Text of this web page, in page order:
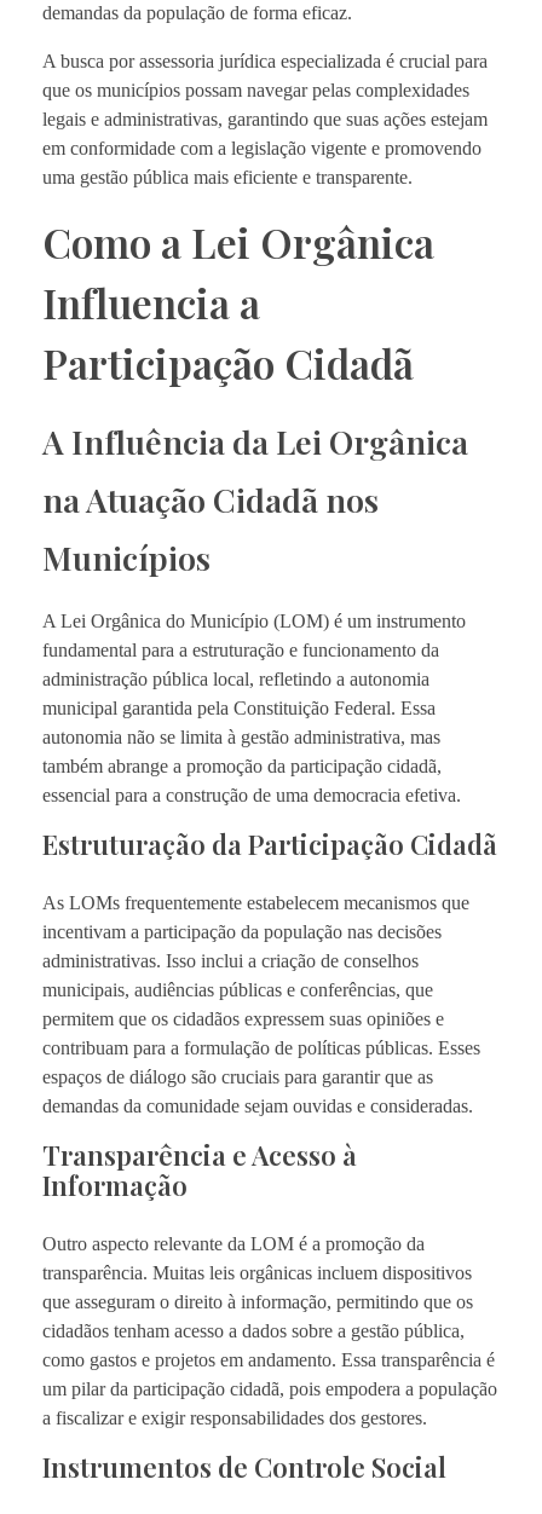
demandas da população de forma eficaz.
A busca por assessoria jurídica especializada é crucial para
que os municípios possam navegar pelas complexidades
legais e administrativas, garantindo que suas ações estejam
em conformidade com a legislação vigente e promovendo
uma gestão pública mais eficiente e transparente.
Como a Lei Orgânica
Influencia a
Participação Cidadã
A Influência da Lei Orgânica
na Atuação Cidadã nos
Municípios
A Lei Orgânica do Município (LOM) é um instrumento
fundamental para a estruturação e funcionamento da
administração pública local, refletindo a autonomia
municipal garantida pela Constituição Federal. Essa
autonomia não se limita à gestão administrativa, mas
também abrange a promoção da participação cidadã,
essencial para a construção de uma democracia efetiva.
Estruturação da Participação Cidadã
As LOMs frequentemente estabelecem mecanismos que
incentivam a participação da população nas decisões
administrativas. Isso inclui a criação de conselhos
municipais, audiências públicas e conferências, que
permitem que os cidadãos expressem suas opiniões e
contribuam para a formulação de políticas públicas. Esses
espaços de diálogo são cruciais para garantir que as
demandas da comunidade sejam ouvidas e consideradas.
Transparência e Acesso à
Informação
Outro aspecto relevante da LOM é a promoção da
transparência. Muitas leis orgânicas incluem dispositivos
que asseguram o direito à informação, permitindo que os
cidadãos tenham acesso a dados sobre a gestão pública,
como gastos e projetos em andamento. Essa transparência é
um pilar da participação cidadã, pois empodera a população
a fiscalizar e exigir responsabilidades dos gestores.
Instrumentos de Controle Social